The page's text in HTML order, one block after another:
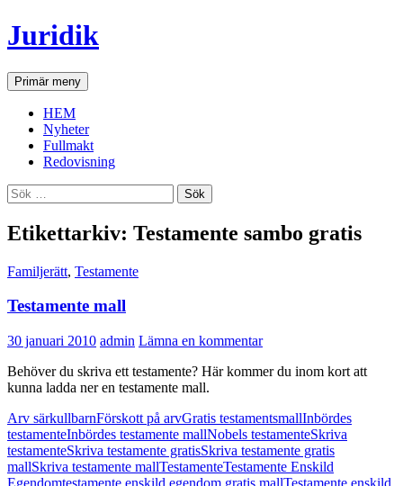
Hoppa
till
Juridik
SökPrimär meny
HEM
Nyheter
Fullmakt
Redovisning
Sök
efter:
Etikettarkiv: Testamente sambo gratis
Familjerätt, Testamente
Testamente mall
30 januari 2010 admin Lämna en kommentar
Behöver du skriva ett testamente? Här kommer du inom kort att
kunna ladda ner en testamente mall.
Arv särkullbarnFörskott på arvGratis testamentsmallInbördes
testamenteInbördes testamente mallNobels testamenteSkriva
testamenteSkriva testamente gratisSkriva testamente gratis
mallSkriva testamente mallTestamenteTestamente Enskild